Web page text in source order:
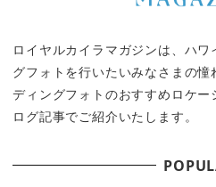
ロイヤルカイラマガジンは、ハ
グフォトを行いたいみなさまの
ディングフォトのおすすめロケ
ログ記事でご紹介いたします。